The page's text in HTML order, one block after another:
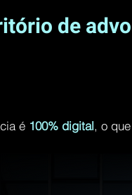
de
é 100% digital, o